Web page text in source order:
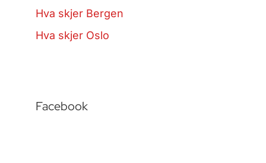
Hva skjer Bergen
Hva skjer Oslo
Facebook